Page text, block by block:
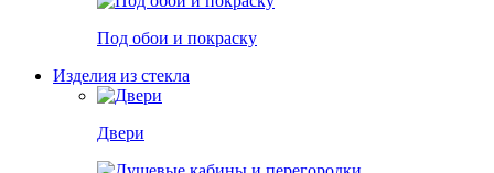
Под обои и покраску
Изделия из стекла
Двери